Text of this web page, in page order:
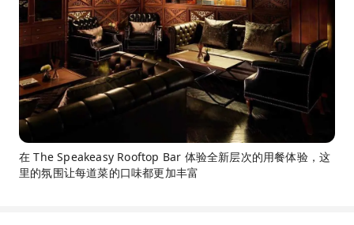
在 The Speakeasy Rooftop Bar 体验全新层次的用餐体验，这
里的氛围让每道菜的口味都更加丰富